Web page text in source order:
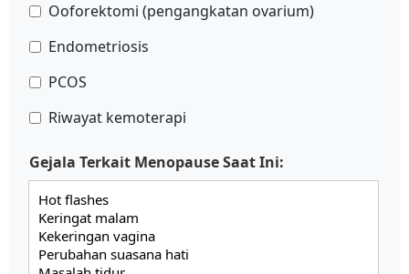
Ooforektomi (pengangkatan ovarium)
Endometriosis
PCOS
Riwayat kemoterapi
Gejala Terkait Menopause Saat Ini: